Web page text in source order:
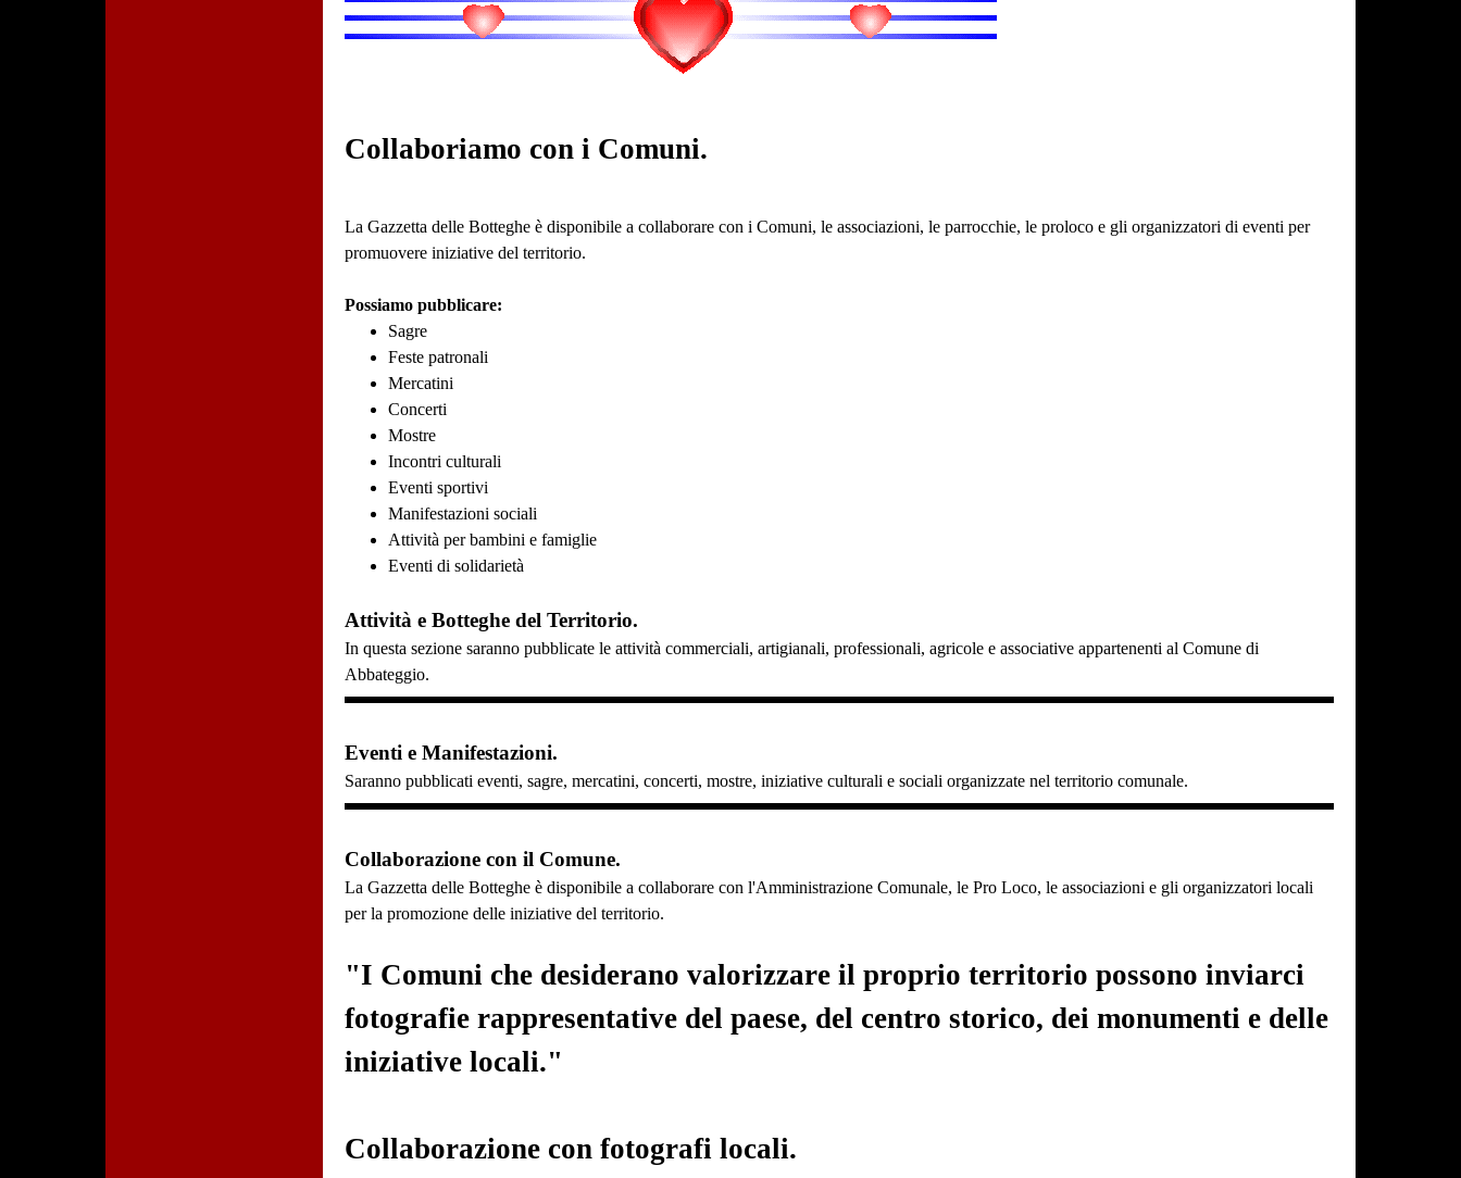
Collaboriamo con i Comuni.
La Gazzetta delle Botteghe è disponibile a collaborare con i Comuni, le associazioni, le parrocchie, le proloco e gli organizzatori di eventi per
promuovere iniziative del territorio.
Possiamo pubblicare:
Sagre
Feste patronali
Mercatini
Concerti
Mostre
Incontri culturali
Eventi sportivi
Manifestazioni sociali
Attività per bambini e famiglie
Eventi di solidarietà
Attività e Botteghe del Territorio.
In questa sezione saranno pubblicate le attività commerciali, artigianali, professionali, agricole e associative appartenenti al Comune di
Abbateggio.
Eventi e Manifestazioni.
Saranno pubblicati eventi, sagre, mercatini, concerti, mostre, iniziative culturali e sociali organizzate nel territorio comunale.
Collaborazione con il Comune.
La Gazzetta delle Botteghe è disponibile a collaborare con l'Amministrazione Comunale, le Pro Loco, le associazioni e gli organizzatori locali
per la promozione delle iniziative del territorio.
"I Comuni che desiderano valorizzare il proprio territorio possono inviarci
fotografie rappresentative del paese, del centro storico, dei monumenti e delle
iniziative locali."
Collaborazione con fotografi locali.